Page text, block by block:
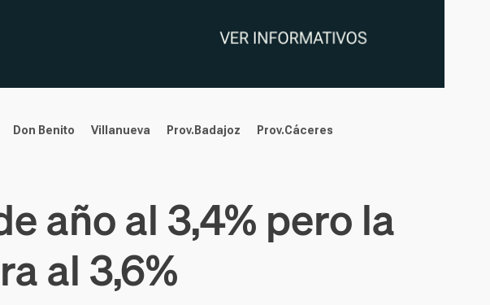
Don Benito Villanueva Prov.Badajoz Prov.Cáceres
año al 3,4% pero la
al 3,6%